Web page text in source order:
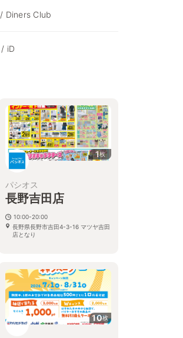
Diners Club
iD
1枚
パシオス
長野吉田店
10:00-20:00
長野県長野市吉田4-3-16 マツヤ吉田
店となり
10枚